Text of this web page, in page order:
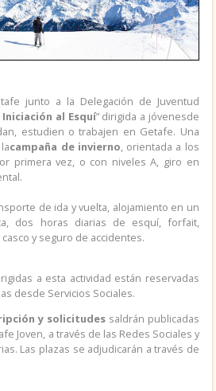
VIVIENDA
junto a la Delegación de Juventud
Iniciación al Esquí” dirigida a jóvenesde
estudien o trabajen en Getafe. Una
campaña de invierno, orientada a los
primera vez, o con niveles A, giro en
de ida y vuelta, alojamiento en un
dos horas diarias de esquí, forfait,
y seguro de accidentes.
a esta actividad están reservadas
desde Servicios Sociales.
y solicitudessaldrán publicadas
Joven, a través de las Redes Sociales y
Las plazas se adjudicarán a través de